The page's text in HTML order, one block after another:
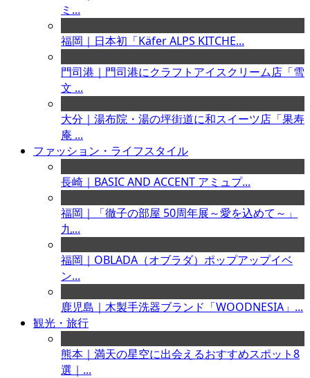
ミ...
福岡｜日本初「Käfer ALPS KITCHE...
門司港｜門司港にクラフトアイスクリーム店「雪
文 ...
大分｜湯布院・湯の坪街道に和スイーツ店「果寿
庵 ...
ファッション・ライフスタイル
長崎｜BASIC AND ACCENT アミュプ...
福岡｜「徹子の部屋 50周年展～愛を込めて～」
九...
福岡｜OBLADA（オブラダ）ポップアップイベ
ン...
鹿児島｜木製手洗器ブランド「WOODNESIA」...
観光・旅行
熊本｜満天の星空に出会えるおすすめスポット8
選｜...